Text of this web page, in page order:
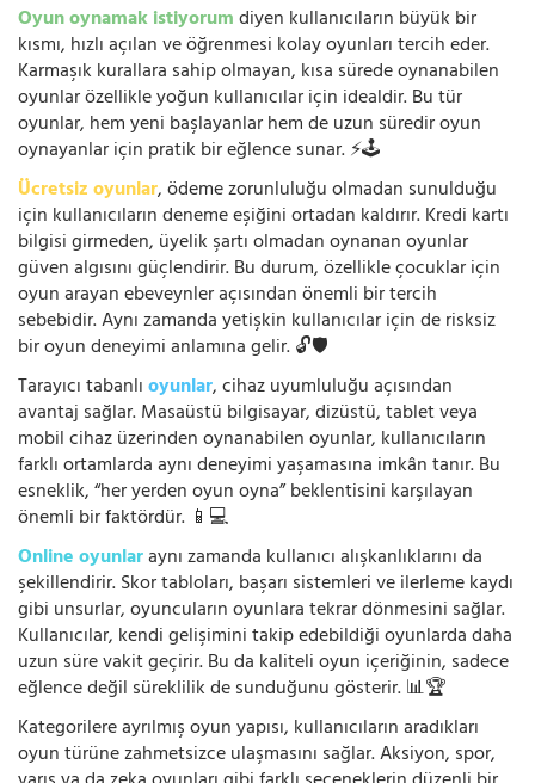
Oyun oynamak istiyorumdiyen kullanıcıların büyük bir
kısmı, hızlı açılan ve öğrenmesi kolay oyunları tercih eder.
Karmaşık kurallara sahip olmayan, kısa sürede oynanabilen
oyunlar özellikle yoğun kullanıcılar için idealdir. Bu tür
oyunlar, hem yeni başlayanlar hem de uzun süredir oyun
oynayanlar için pratik bir eğlence sunar. ⚡🕹️
Ücretsiz oyunlar, ödeme zorunluluğu olmadan sunulduğu
için kullanıcıların deneme eşiğini ortadan kaldırır. Kredi kartı
bilgisi girmeden, üyelik şartı olmadan oynanan oyunlar
güven algısını güçlendirir. Bu durum, özellikle çocuklar için
oyun arayan ebeveynler açısından önemli bir tercih
sebebidir. Aynı zamanda yetişkin kullanıcılar için de risksiz
bir oyun deneyimi anlamına gelir. 🔓🛡️
Tarayıcı tabanlıoyunlar, cihaz uyumluluğu açısından
avantaj sağlar. Masaüstü bilgisayar, dizüstü, tablet veya
mobil cihaz üzerinden oynanabilen oyunlar, kullanıcıların
farklı ortamlarda aynı deneyimi yaşamasına imkân tanır. Bu
esneklik, “her yerden oyun oyna” beklentisini karşılayan
önemli bir faktördür. 📱💻
Online oyunlaraynı zamanda kullanıcı alışkanlıklarını da
şekillendirir. Skor tabloları, başarı sistemleri ve ilerleme kaydı
gibi unsurlar, oyuncuların oyunlara tekrar dönmesini sağlar.
Kullanıcılar, kendi gelişimini takip edebildiği oyunlarda daha
uzun süre vakit geçirir. Bu da kaliteli oyun içeriğinin, sadece
eğlence değil süreklilik de sunduğunu gösterir. 📊🏆
Kategorilere ayrılmış oyun yapısı, kullanıcıların aradıkları
oyun türüne zahmetsizce ulaşmasını sağlar. Aksiyon, spor,